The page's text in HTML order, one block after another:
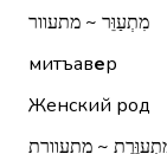
מִתְעַוֵּר ~ מתעוור
митъавер
Женский род
~ מתעוורת